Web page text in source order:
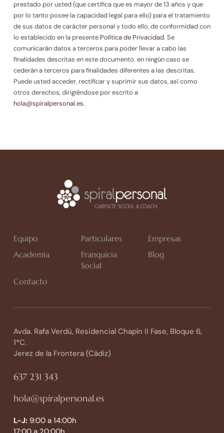
prestado por usted (que certifica que es mayor de 13 años y que
por lo tanto posee la capacidad legal para ello) para el tratamiento
de sus datos de carácter personal y todo ello, de conformidad con
lo establecido en la presente Política de Privacidad. Se
comunicarán datos a terceros para poder llevar a cabo las
finalidades descritas en este documento. en ningún caso se
cederán a terceros para finalidades diferentes a las descritas.
Puede usted acceder, rectificar y suprimir sus datos, así como
otros derechos, dirigiéndose por escrito a
hola@spiralpersonal.es.
Equipo Particulares
Empresas
Academia
Franquicia
Social
Blog
Contacto
Avda. Rafa Verdú, Residencial Chapín II Fase, Bloque 6,
1*C.
Jerez de la Frontera (Cádiz)
637 231 343
hola@spiralpersonal.es
L-J: 9:00 a 14:00h